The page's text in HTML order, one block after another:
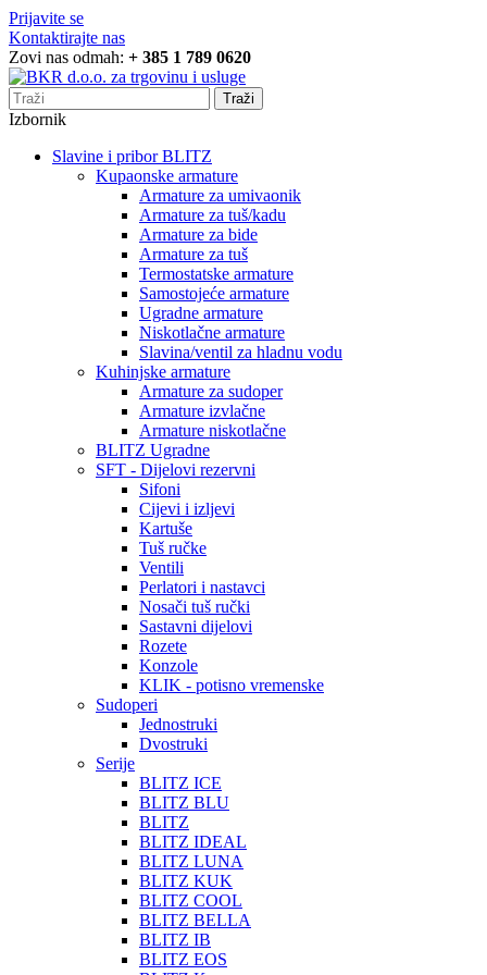
Prijavite se
Kontaktirajte nas
Zovi nas odmah: + 385 1 789 0620
Traži
Izbornik
Slavine i pribor BLITZ
Kupaonske armature
Armature za umivaonik
Armature za tuš/kadu
Armature za bide
Armature za tuš
Termostatske armature
Samostojeće armature
Ugradne armature
Niskotlačne armature
Slavina/ventil za hladnu vodu
Kuhinjske armature
Armature za sudoper
Armature izvlačne
Armature niskotlačne
BLITZ Ugradne
SFT - Dijelovi rezervni
Sifoni
Cijevi i izljevi
Kartuše
Tuš ručke
Ventili
Perlatori i nastavci
Nosači tuš ručki
Sastavni dijelovi
Rozete
Konzole
KLIK - potisno vremenske
Sudoperi
Jednostruki
Dvostruki
Serije
BLITZ ICE
BLITZ BLU
BLITZ
BLITZ IDEAL
BLITZ LUNA
BLITZ KUK
BLITZ COOL
BLITZ BELLA
BLITZ IB
BLITZ EOS